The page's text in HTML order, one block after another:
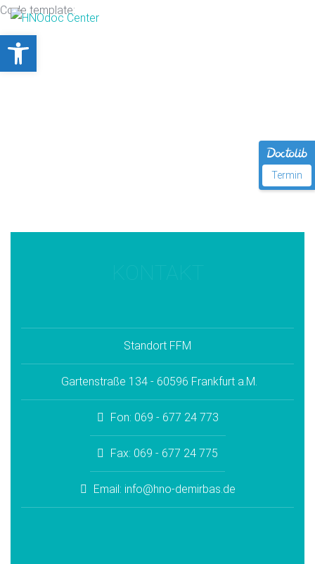
Code template:
Termin
Standort FFM
Gartenstraße 134 - 60596 Frankfurt a.M.
Fon: 069 - 677 24 773
Fax: 069 - 677 24 775
Email: info@hno-demirbas.de
Open toolbar